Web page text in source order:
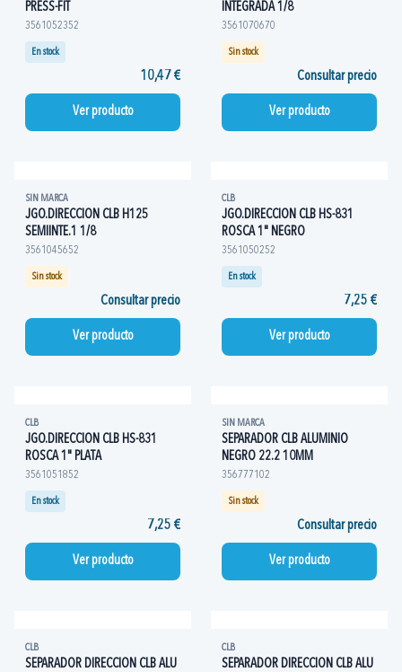
PRESS-FIT
3561052352
En stock
10,47 €
Ver producto
INTEGRADA 1/8
3561070670
Sin stock
Consultar precio
Ver producto
SIN MARCA
JGO.DIRECCION CLB H125
SEMIINTE.1 1/8
3561045652
Sin stock
Consultar precio
Ver producto
CLB
JGO.DIRECCION CLB HS-831
ROSCA 1" NEGRO
3561050252
En stock
7,25 €
Ver producto
CLB
JGO.DIRECCION CLB HS-831
ROSCA 1" PLATA
3561051852
En stock
7,25 €
Ver producto
SIN MARCA
SEPARADOR CLB ALUMINIO
NEGRO 22.2 10MM
356777102
Sin stock
Consultar precio
Ver producto
CLB
SEPARADOR DIRECCION CLB ALU
CLB
SEPARADOR DIRECCION CLB ALU